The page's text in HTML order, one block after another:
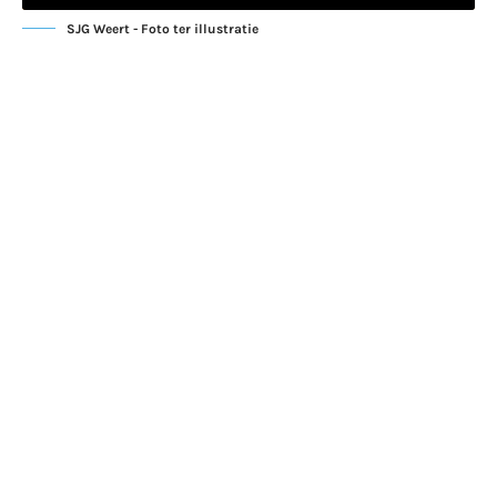
SJG Weert - Foto ter illustratie